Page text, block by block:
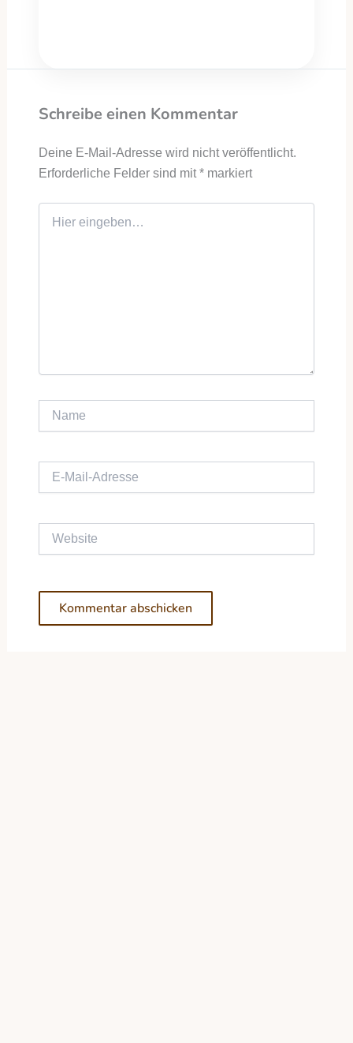
Schreibe einen Kommentar
Deine E-Mail-Adresse wird nicht veröffentlicht.
Erforderliche Felder sind mit*markiert
Hier eingeben…
Name
E-Mail-Adresse
Website